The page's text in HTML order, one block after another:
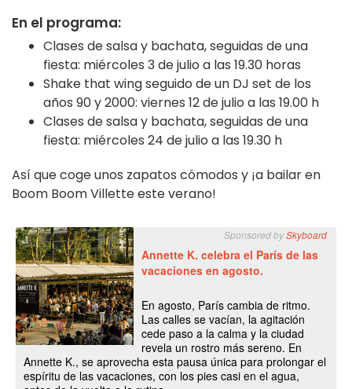
En el programa:
Clases de salsa y bachata, seguidas de una
fiesta: miércoles 3 de julio a las 19.30 horas
Shake that wing seguido de un DJ set de los
años 90 y 2000: viernes 12 de julio a las 19.00 h
Clases de salsa y bachata, seguidas de una
fiesta: miércoles 24 de julio a las 19.30 h
Así que coge unos zapatos cómodos y ¡a bailar en
Boom Boom Villette este verano!